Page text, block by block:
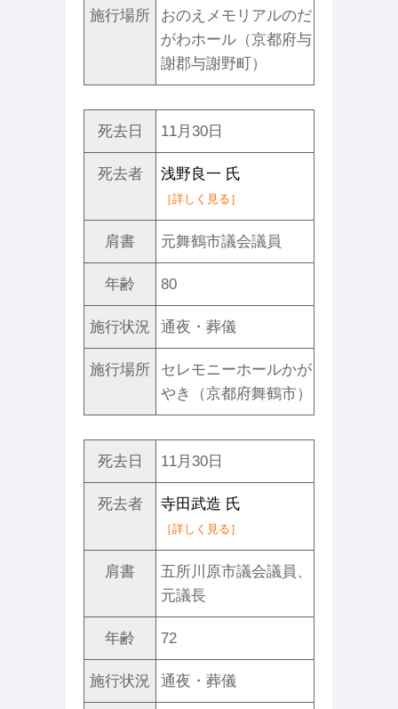
施行場所
おのえメモリアルのだ
がわホール（京都府与
謝郡与謝野町）
死去日 11月30日
死去者 浅野良一 氏
［詳しく見る］
肩書 元舞鶴市議会議員
年齢 80
施行状況 通夜・葬儀
施行場所
セレモニーホールかが
やき（京都府舞鶴市）
死去日 11月30日
死去者 寺田武造 氏
［詳しく見る］
肩書
五所川原市議会議員、
元議長
年齢 72
施行状況 通夜・葬儀